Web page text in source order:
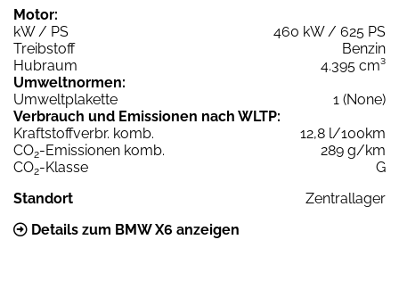
Motor:
kW / PS
460 kW / 625 PS
Treibstoff
Benzin
Hubraum
4.395 cm³
Umweltnormen:
Umweltplakette
1 (None)
Verbrauch und Emissionen nach WLTP:
Kraftstoffverbr. komb.
12,8 l/100km
CO2-Emissionen komb.
289 g/km
CO2-Klasse
G
Standort
Zentrallager
Details zum BMW X6 anzeigen